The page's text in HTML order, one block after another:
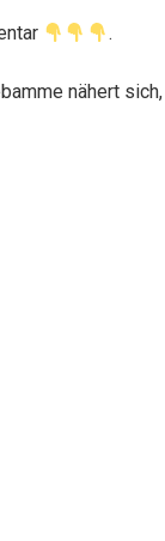
.
nähert sich,